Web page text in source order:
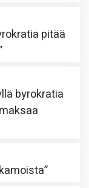
pitää
byrokratia
”